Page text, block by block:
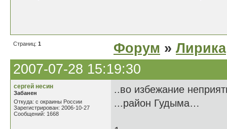
Страниц: 1 Форум » Лирика
2007-07-28 15:19:30
сергей несин
Забанен
Откуда: с окраины России
Зарегистрирован: 2006-10-27
Сообщений: 1668
..во избежание
...район Гудыма…